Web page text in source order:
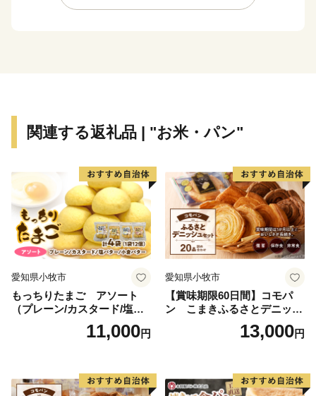
ました。
「大切に」「丁寧に」「じっくりと」「心をこめて」
す。
2011年3月11日に発生した東日本大震災．．．．．
飯舘村は2011年の東日本大震災に伴う原発事故の影響
を受けましたが、
向けて１歩ずつ歩んで参りました。
これまでご支援してくださったたくさんの皆様に感謝申
本当にありがとうございます。
の「 道の駅 までい館 」、子ども達の遊び場「 ふ
関連する返礼品 | "お米・パン"
愛知県小牧市
もっちりたまご アソート
（プレーン/カスタード/塩バ
ター/小倉バター）11,000円
愛知県小牧市
【賞味期限60日間】コモパ
ン こまきふるさとデニッシ
ュセット（20個入り）／災害
用備蓄 保存食 非常食 防災グ
13,000円